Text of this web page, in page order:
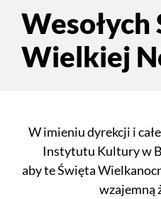
Treść
stronyWesołych
Wielkiej
W imieniu dyrekcji i
Instytutu Kultury w
aby te Święta
wzajemną